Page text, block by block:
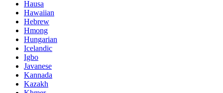
Hausa
Hawaiian
Hebrew
Hmong
Hungarian
Icelandic
Igbo
Javanese
Kannada
Kazakh